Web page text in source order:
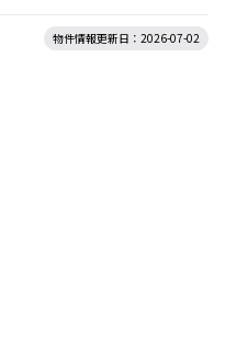
物件情報更新日：2026-07-02